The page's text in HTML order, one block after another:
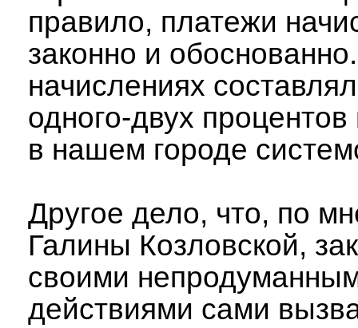
правило, платежи
законно и
начислениях
одного-двух
в нашем городе
Другое дело, что, по
Галины Козловской,
своими
действиями сами